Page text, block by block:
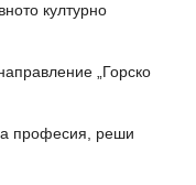
културно
„Горско
професия, реши